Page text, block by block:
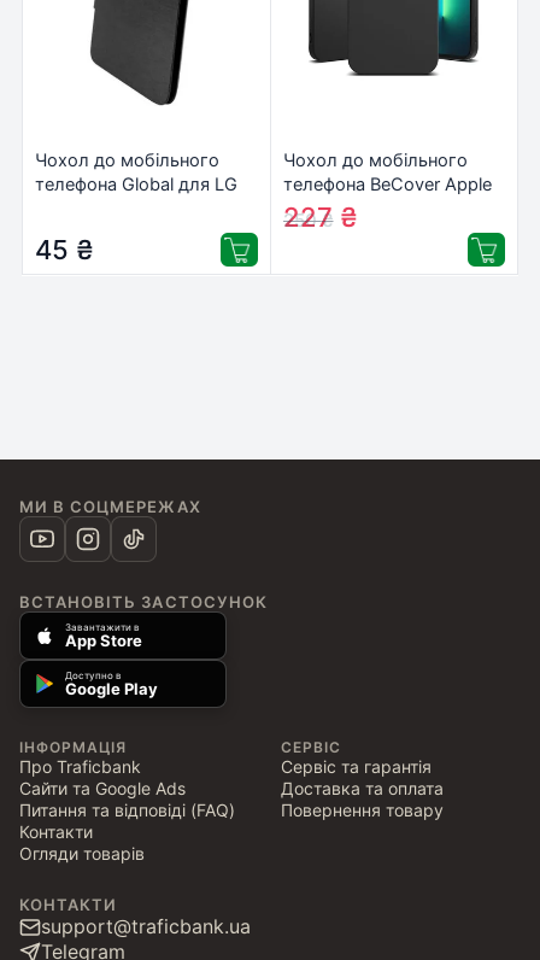
Чохол до мобільного
телефона Global для LG
45 ₴
Чохол до мобільного
телефона BeCover Apple
iPhone 13 Pro Max Black
(707149)
250₴
227 ₴
МИ В СОЦМЕРЕЖАХ
ВСТАНОВІТЬ ЗАСТОСУНОК
Завантажити в
App Store
Доступно в
Google Play
ІНФОРМАЦІЯ
Про Traficbank
Сайти та Google Ads
Питання та відповіді (FAQ)
Контакти
Огляди товарів
СЕРВІС
Сервіс та гарантія
Доставка та оплата
Повернення товару
КОНТАКТИ
support@traficbank.ua
Telegram